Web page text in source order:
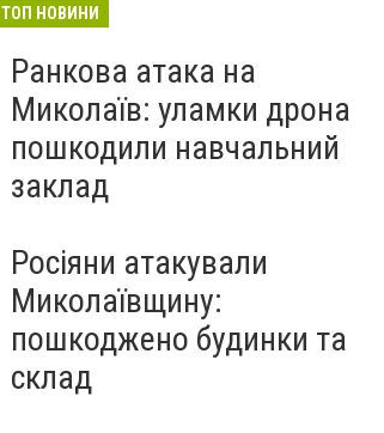
ТОП НОВИНИ
Ранкова атака на
Миколаїв: уламки дрона
пошкодили навчальний
заклад
Росіяни атакували
Миколаївщину:
пошкоджено будинки та
склад